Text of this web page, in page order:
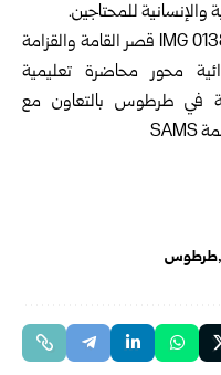
والإنسانية للمحتاجين.
طرطوس